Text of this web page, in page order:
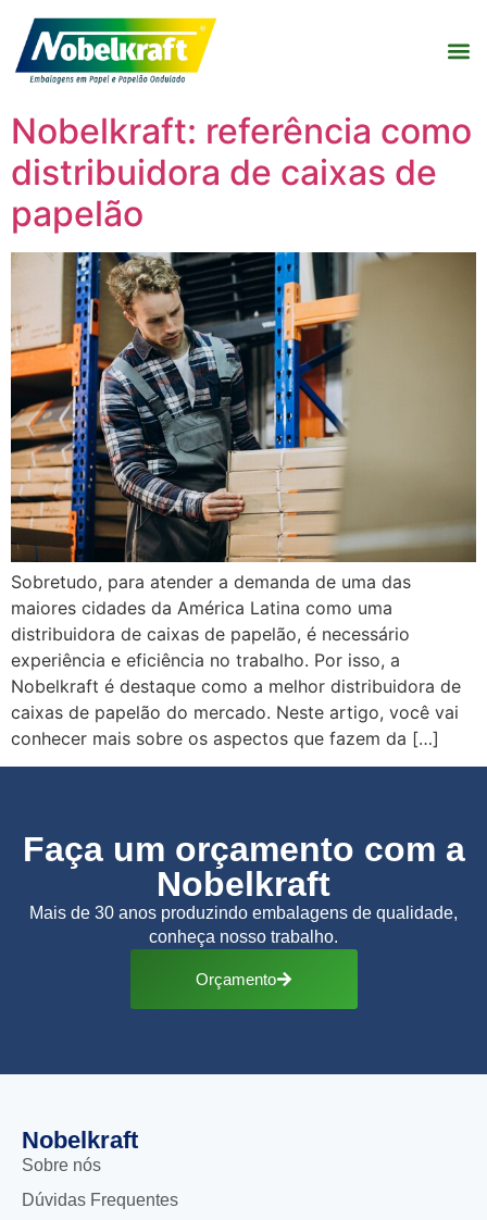
Nobelkraft: referência como
distribuidora de caixas de
papelão
Sobretudo, para atender a demanda de uma das
maiores cidades da América Latina como uma
distribuidora de caixas de papelão, é necessário
experiência e eficiência no trabalho. Por isso, a
Nobelkraft é destaque como a melhor distribuidora de
caixas de papelão do mercado. Neste artigo, você vai
conhecer mais sobre os aspectos que fazem da […]
Faça um orçamento com a
Nobelkraft
Mais de 30 anos produzindo embalagens de qualidade,
conheça nosso trabalho.
Orçamento
Nobelkraft
Sobre nós
Dúvidas Frequentes